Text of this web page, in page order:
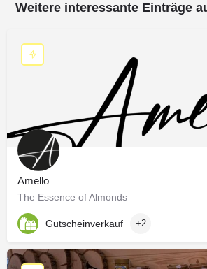
Weitere interessante Einträge
Amello
The Essence of Almonds
Gutscheinverkauf +2